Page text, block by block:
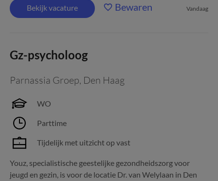
Bekijk vacature Bewaren Vandaag
Gz-psycholoog
Parnassia Groep, Den Haag
WO
Parttime
Tijdelijk met uitzicht op vast
Youz, specialistische geestelijke gezondheidszorg voor
jeugd en gezin, is voor de locatie Dr. van Welylaan in Den